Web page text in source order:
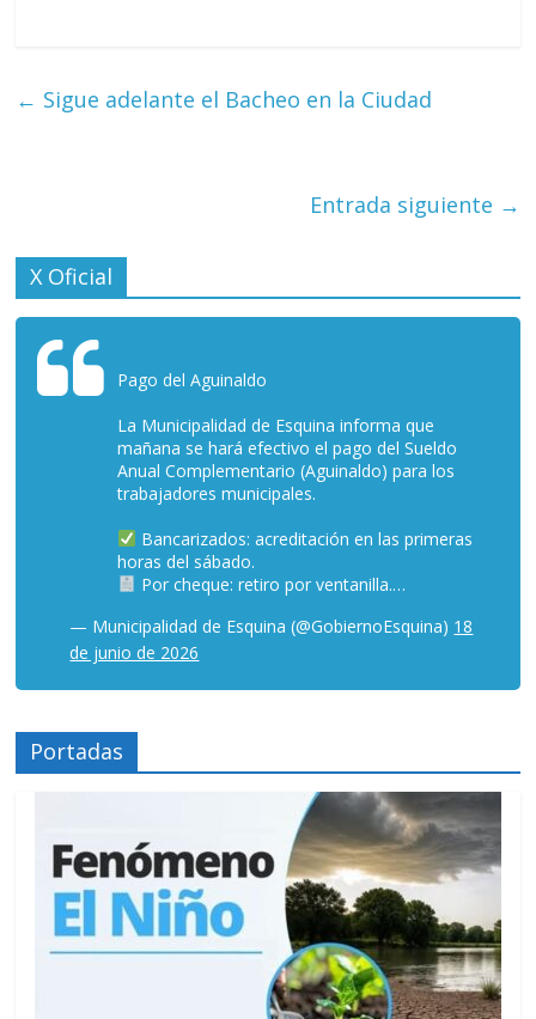
← Sigue adelante el Bacheo en la Ciudad
Entrada siguiente →
X Oficial
Pago del Aguinaldo
La Municipalidad de Esquina informa que
mañana se hará efectivo el pago del Sueldo
Anual Complementario (Aguinaldo) para los
trabajadores municipales.
Bancarizados: acreditación en las primeras
horas del sábado.
Por cheque: retiro por ventanilla.…
— Municipalidad de Esquina (@GobiernoEsquina) 18
de junio de 2026
Portadas